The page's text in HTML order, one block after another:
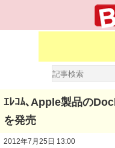
ｴﾚｺﾑ､Apple製品の
を発売
2012年7月25日 13:00